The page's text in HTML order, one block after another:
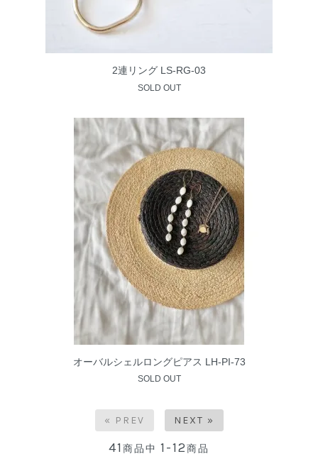
2連リング LS-RG-03
SOLD OUT
オーバルシェルロングピアス LH-PI-73
SOLD OUT
« PREV NEXT »
41 商品中 1-12商品